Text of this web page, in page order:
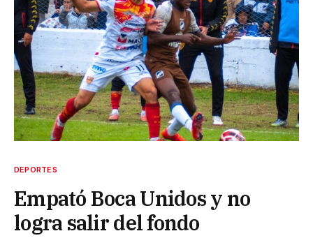
DEPORTES
Empató Boca Unidos y no
logra salir del fondo